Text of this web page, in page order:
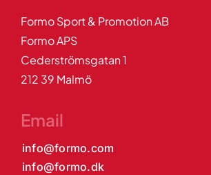
Formo Sport & Promotion AB
Formo APS
Cederströmsgatan 1
212 39 Malmö
Email
info@formo.com
info@formo.dk